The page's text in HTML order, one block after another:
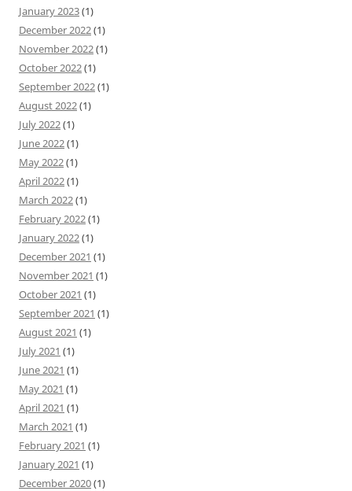
January 2023(1)
December 2022(1)
November 2022(1)
October 2022(1)
September 2022(1)
August 2022(1)
July 2022(1)
June 2022(1)
May 2022(1)
April 2022(1)
March 2022(1)
February 2022(1)
January 2022(1)
December 2021 (1)
November 2021 (1)
October 2021 (1)
September 2021 (1)
August 2021 (1)
July 2021 (1)
June 2021 (1)
May 2021 (1)
April 2021 (1)
March 2021 (1)
February 2021 (1)
January 2021 (1)
December 2020(1)